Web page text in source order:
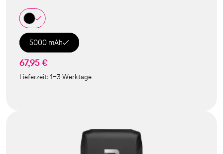
5000 mAh
67,95 €
Lieferzeit:1-3 Werktage